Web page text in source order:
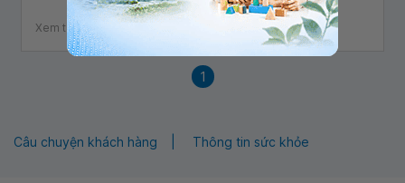
Xem thêm
1
Câu chuyện khách hàng Thông tin sức khỏe